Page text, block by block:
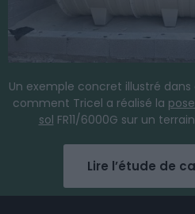
Un exemple concret illustré
comment Tricel a réalisé la
sol FR11/6000G sur un
Lire l’étude de